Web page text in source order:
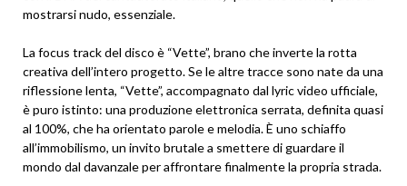
mostrarsi nudo, essenziale.
La focus track del disco è “Vette”, brano che inverte la rotta
creativa dell’intero progetto. Se le altre tracce sono nate da una
riflessione lenta, “Vette”, accompagnato dal lyric video ufficiale,
è puro istinto: una produzione elettronica serrata, definita quasi
al 100%, che ha orientato parole e melodia. È uno schiaffo
all’immobilismo, un invito brutale a smettere di guardare il
mondo dal davanzale per affrontare finalmente la propria strada.